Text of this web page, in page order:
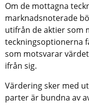
Om de mottagna
marknadsnoterade
utifrån de aktier som
teckningsoptionerna
som motsvarar
ifrån sig.
Värdering sker med
parter är bundna av